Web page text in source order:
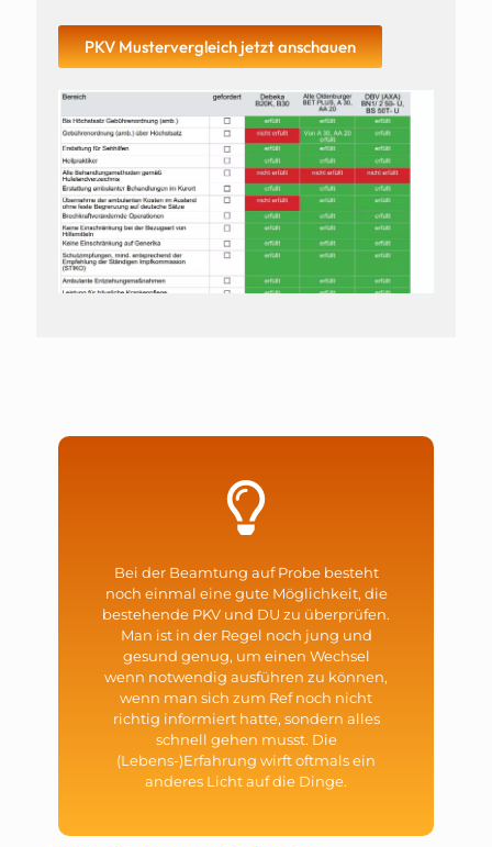
PKV Mustervergleich jetzt anschauen
Bei der Beamtung auf Probe besteht
noch einmal eine gute Möglichkeit, die
bestehende PKV und DU zu überprüfen.
Man ist in der Regel noch jung und
gesund genug, um einen Wechsel
wenn notwendig ausführen zu können,
wenn man sich zum Ref noch nicht
richtig informiert hatte, sondern alles
schnell gehen musst. Die
(Lebens-)Erfahrung wirft oftmals ein
anderes Licht auf die Dinge.